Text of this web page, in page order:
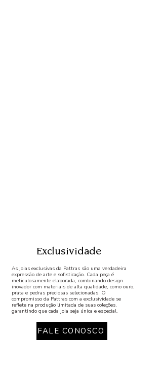
Exclusividade
As joias exclusivas da Pattras são uma verdadeira
expressão de arte e sofisticação. Cada peça é
meticulosamente elaborada, combinando design
inovador com materiais de alta qualidade, como ouro,
prata e pedras preciosas selecionadas. O
compromisso da Pattras com a exclusividade se
reflete na produção limitada de suas coleções,
garantindo que cada joia seja única e especial.
FALE CONOSCO